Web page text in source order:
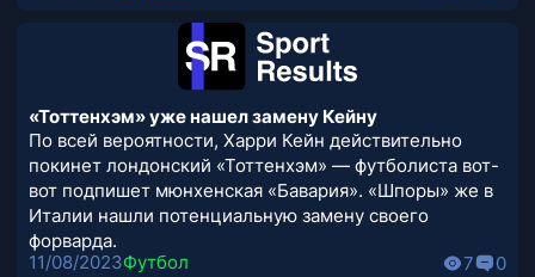
«Тоттенхэм» уже нашел замену Кейну
По всей вероятности, Харри Кейн действительно
покинет лондонский «Тоттенхэм» — футболиста вот-
вот подпишет мюнхенская «Бавария». «Шпоры» же в
Италии нашли потенциальную замену своего
форварда.
11/08/2023Футбол 7 0